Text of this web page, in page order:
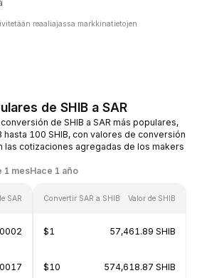
reaaliajassa markkinatietojen
de SHIB a SAR
de SHIB a SAR más populares,
hasta 100 SHIB, con valores de conversión
las cotizaciones agregadas de los makers
1 mesHace 1 año
SAR Convertir SAR a SHIB Valor de SHIB
$1 57,461.89 SHIB
$10 574,618.87 SHIB